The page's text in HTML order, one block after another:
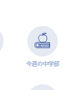
今週の中学部